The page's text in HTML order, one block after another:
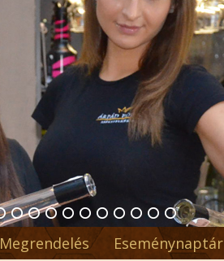
Megrendelés Eseménynaptár